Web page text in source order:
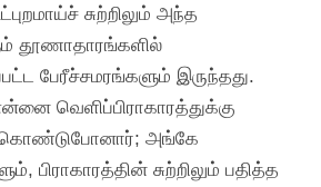
சுற்றிலும் அந்த
தூணாதாரங்களில்
பேரீச்சமரங்களும் இருந்தது.
வெளிப்பிராகாரத்துக்கு
அங்கே
பிராகாரத்தின் சுற்றிலும் பதித்த